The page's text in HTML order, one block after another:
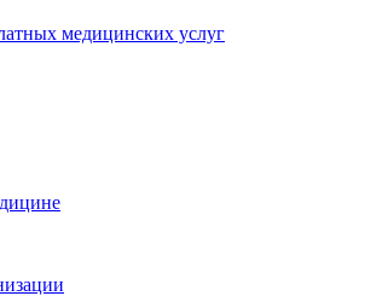
медицинских услуг